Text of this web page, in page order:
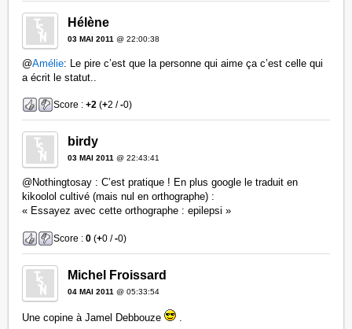
Hélène
03 MAI 2011 @ 22:00:38
@Amélie: Le pire c’est que la personne qui aime ça c’est celle qui
a écrit le statut..
Score :+2 (+2 /-0)
birdy
03 MAI 2011 @ 22:43:41
@Nothingtosay : C’est pratique ! En plus google le traduit en
kikoolol cultivé (mais nul en orthographe) :
« Essayez avec cette orthographe : epilepsi »
Score :0 (+0 /-0)
Michel Froissard
04 MAI 2011 @ 05:33:54
Une copine à Jamel Debbouze .